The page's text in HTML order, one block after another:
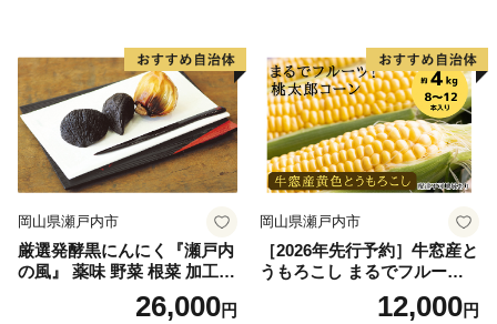
県 高鍋町産 産地直送 有機肥
料使用 高糖度 西森農園
県 高鍋町産 産地直送 有機肥
料使用 高糖度 西森農園
岡山県瀬戸内市
厳選発酵黒にんにく『瀬戸内
の風』 薬味 野菜 根菜 加工食
26,000円
岡山県瀬戸内市
［2026年先行予約］牛窓産と
うもろこし まるでフルー
ツ！最高糖度25度超え 生で
甘い、茹でて美味い！ 黄色
12,000円